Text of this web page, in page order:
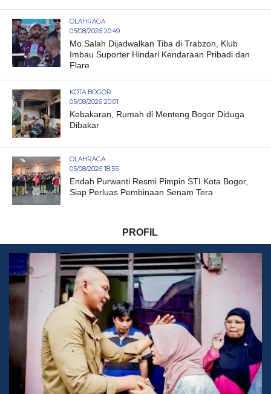
OLAHRAGA
05/08/2026 20:49
Mo Salah Dijadwalkan Tiba di Trabzon, Klub
Imbau Suporter Hindari Kendaraan Pribadi dan
Flare
KOTA BOGOR
05/08/2026 20:01
Kebakaran, Rumah di Menteng Bogor Diduga
Dibakar
OLAHRAGA
05/08/2026 18:55
Endah Purwanti Resmi Pimpin STI Kota Bogor,
Siap Perluas Pembinaan Senam Tera
PROFIL